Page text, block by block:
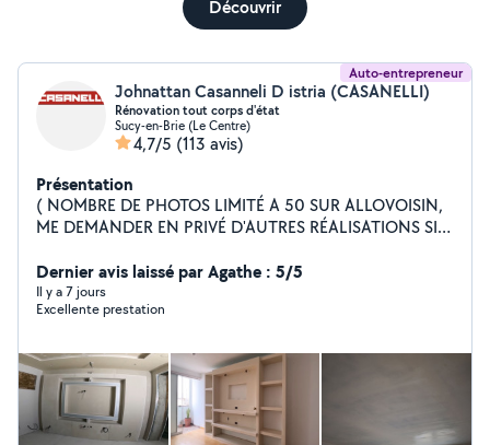
Découvrir
Auto-entrepreneur
Johnattan Casanneli D istria (CASANELLI)
Rénovation tout corps d'état
Sucy-en-Brie (Le Centre)
4,7/5 (113 avis)
Présentation
( NOMBRE DE PHOTOS LIMITÉ A 50 SUR ALLOVOISIN,
ME DEMANDER EN PRIVÉ D'AUTRES RÉALISATIONS SI
régions alentours. ---Nous sommes une équipe de 3
artisans passionnés du bâtiment et du travail bien
exécuté, nous faisons :maçonneries diverses,plomberie,
peinture, enduit, carrelage, pose de revêtements sol,
agencement, décoration.
Dernier avis laissé par Agathe : 5/5
Il y a 7 jours
Excellente prestation